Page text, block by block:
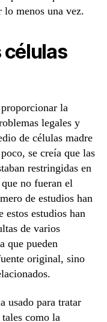
lo menos una vez.
células
la
legales y
de células madre
se creía que las
restringidas en
no fueran el
de estudios han
estos estudios han
de varios
que pueden
original, sino
usado para tratar
tales como la